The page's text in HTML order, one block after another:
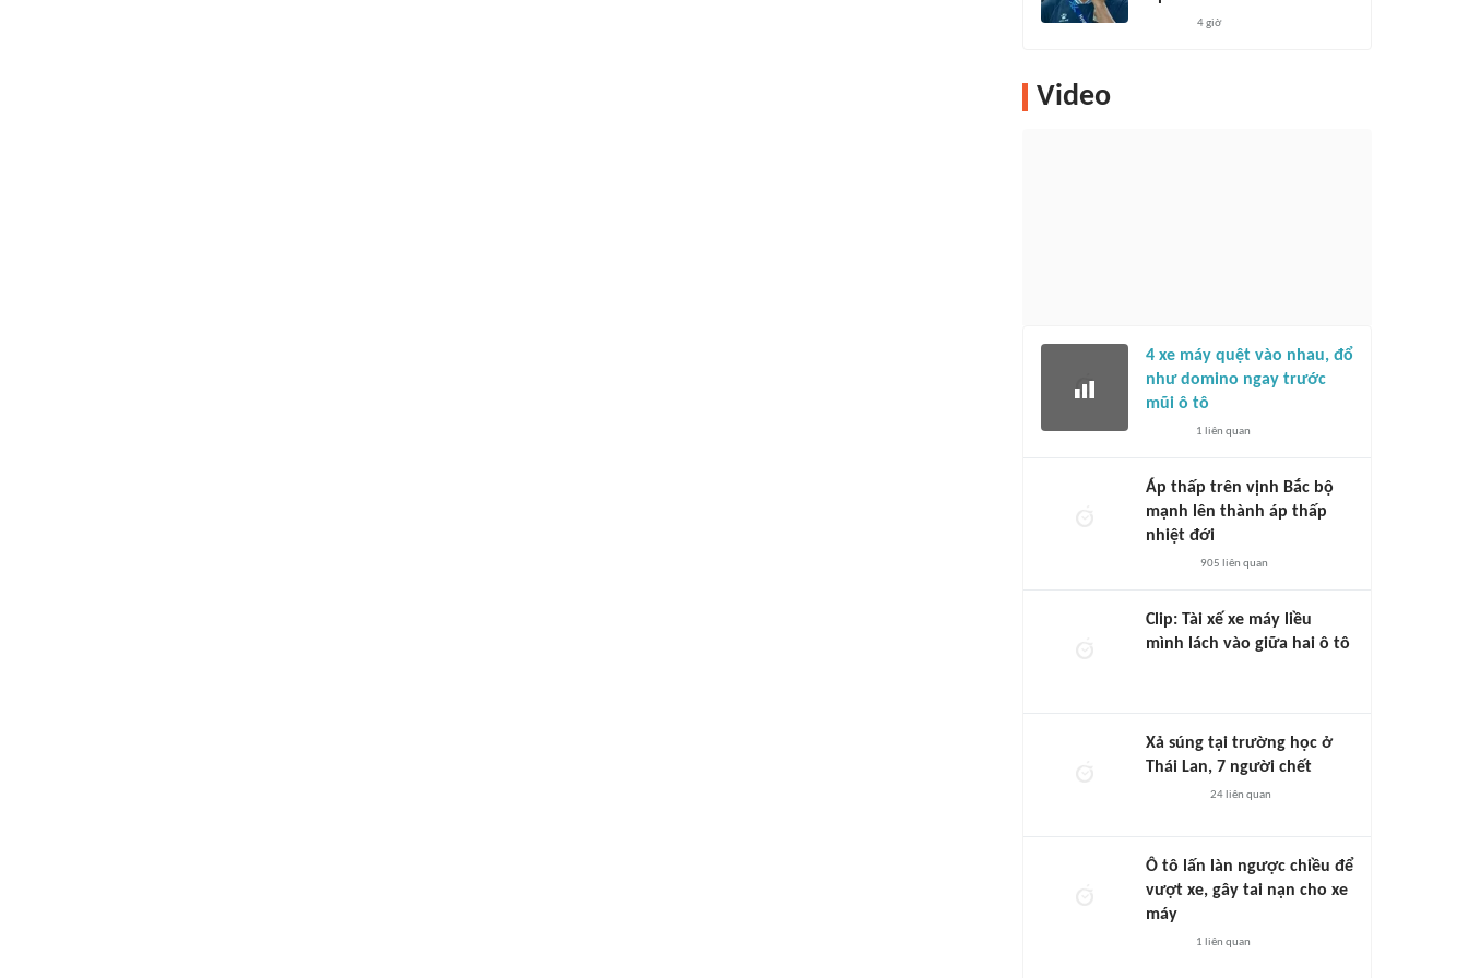
4 giờ
Video
4 xe máy quệt vào nhau, đổ
như domino ngay trước
mũi ô tô
1 liên quan
Áp thấp trên vịnh Bắc bộ
mạnh lên thành áp thấp
nhiệt đới
905 liên quan
Clip: Tài xế xe máy liều
mình lách vào giữa hai ô tô
Xả súng tại trường học ở
Thái Lan, 7 người chết
24liên quan
Ô tô lấn làn ngược chiều để
vượt xe, gây tai nạn cho xe
máy
1 liên quan